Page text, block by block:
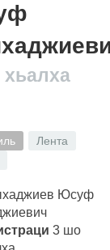
Лента
3 шо